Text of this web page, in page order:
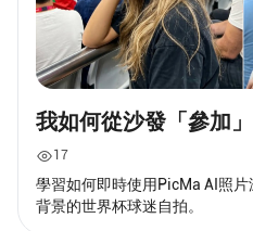
我如何從沙發「參加
17
學習如何即時使用PicMa AI照
背景的世界杯球迷自拍。